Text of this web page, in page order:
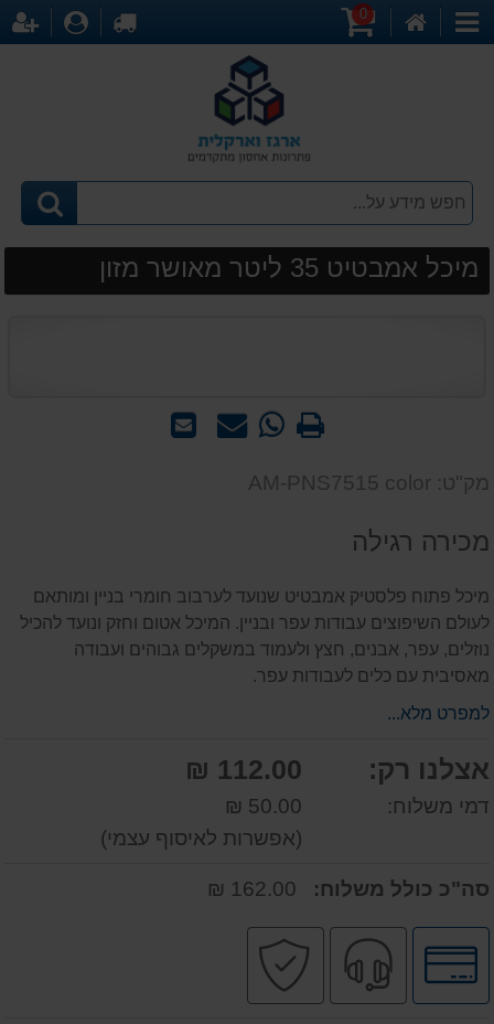
קטגוריות
0
לקופה
מיכל אמבטיט 35 ליטר מאושר מזון
שלח
שאל
המוצר
WhatsApp
אותנו
מק"ט: AM-PNS7515 color
מכירה רגילה
מיכל פתוח פלסטיק אמבטיט שנועד לערבוב חומרי בניין ומותאם
לעולם השיפוצים עבודות עפר ובניין. המיכל אטום וחזק ונועד להכיל
נוזלים, עפר, אבנים, חצץ ולעמוד במשקלים גבוהים ועבודה
מאסיבית עם כלים לעבודות עפר.
למפרט מלא...
אצלנו רק: 112.00 ₪
דמי משלוח:
50.00 ₪
(אפשרות לאיסוף עצמי)
סה"כ כולל משלוח:
לחץ
לאפשרויות
תשלומים
שירות
מקצועי